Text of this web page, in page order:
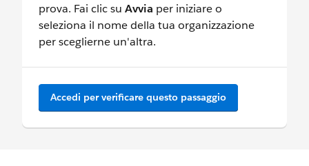
prova. Fai clic su Avvia per iniziare o
seleziona il nome della tua organizzazione
per sceglierne un'altra.
Accedi per verificare questo passaggio